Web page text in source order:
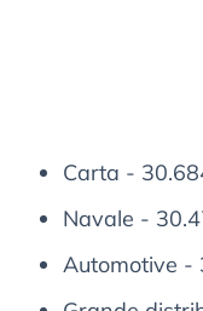
Carta -
Navale -
Automotive -